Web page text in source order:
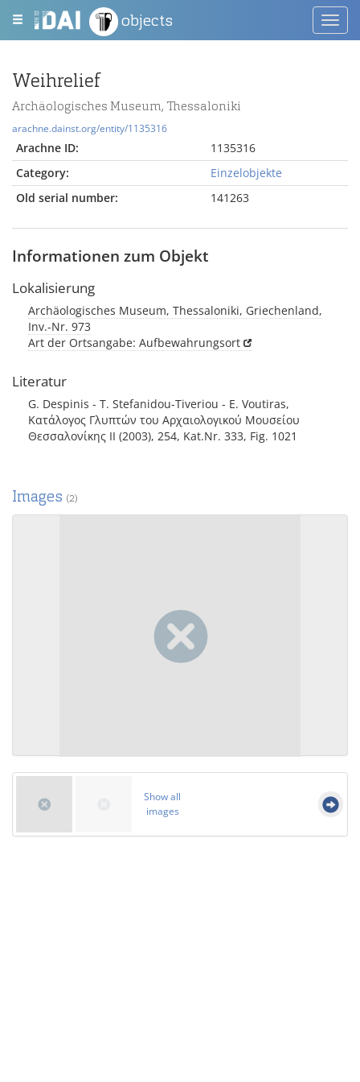
objects
Weihrelief
Archäologisches Museum, Thessaloniki
arachne.dainst.org/entity/1135316
Arachne ID:
1135316
Category:
Einzelobjekte
Old serial number:
141263
Informationen zum Objekt
Lokalisierung
Archäologisches Museum, Thessaloniki, Griechenland,
Inv.-Nr. 973
Art der Ortsangabe: Aufbewahrungsort
Literatur
G. Despinis - T. Stefanidou-Tiveriou - E. Voutiras,
Κατάλογος Γλυπτών του Αρχαιολογικού Μουσείου
Θεσσαλονίκης II (2003), 254, Kat.Nr. 333, Fig. 1021
Images (2)
Show all
images